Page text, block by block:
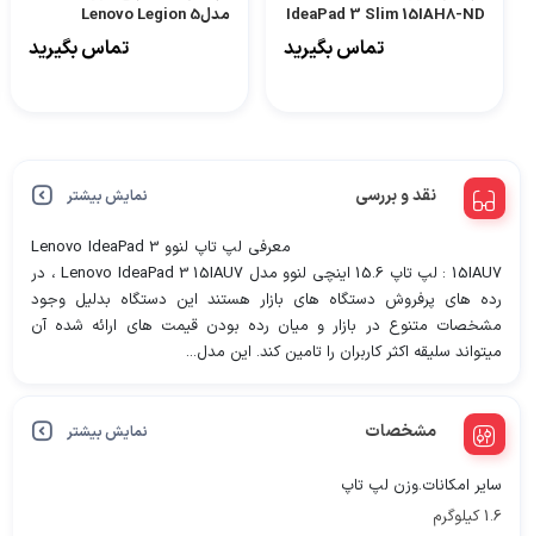
IdeaPad 3 Slim 15IAH8-ND
تماس بگیرید
مدلLenovo Legion 5
تماس بگیرید
نقد و بررسی نمایش بیشتر
معرفی لپ تاپ لنوو Lenovo IdeaPad 3
15IAU7 : لپ تاپ 15.6 اینچی لنوو مدل Lenovo IdeaPad 3 15IAU7 ، در
رده های پرفروش دستگاه های بازار هستند این دستگاه بدلیل وجود
مشخصات متنوع در بازار و میان رده بودن قیمت های ارائه شده آن
میتواند سلیقه اکثر کاربران را تامین کند. این مدل...
مشخصات نمایش بیشتر
سایر امکانات.وزن لپ تاپ
1.6 کیلوگرم